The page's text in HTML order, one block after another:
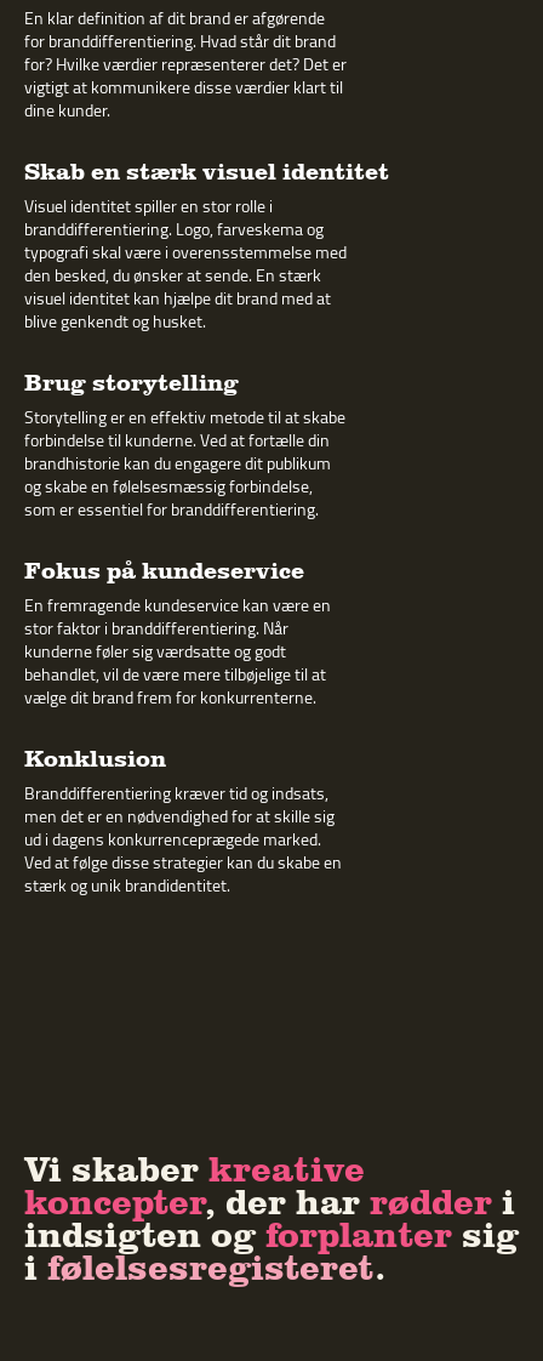
En klar definition af dit brand er afgørende
for branddifferentiering. Hvad står dit brand
for? Hvilke værdier repræsenterer det? Det er
vigtigt at kommunikere disse værdier klart til
dine kunder.
Skab en stærk visuel identitet
Visuel identitet spiller en stor rolle i
branddifferentiering. Logo, farveskema og
typografi skal være i overensstemmelse med
den besked, du ønsker at sende. En stærk
visuel identitet kan hjælpe dit brand med at
blive genkendt og husket.
Brug storytelling
Storytelling er en effektiv metode til at skabe
forbindelse til kunderne. Ved at fortælle din
brandhistorie kan du engagere dit publikum
og skabe en følelsesmæssig forbindelse,
som er essentiel for branddifferentiering.
Fokus på kundeservice
En fremragende kundeservice kan være en
stor faktor i branddifferentiering. Når
kunderne føler sig værdsatte og godt
behandlet, vil de være mere tilbøjelige til at
vælge dit brand frem for konkurrenterne.
Konklusion
Branddifferentiering kræver tid og indsats,
men det er en nødvendighed for at skille sig
ud i dagens konkurrenceprægede marked.
Ved at følge disse strategier kan du skabe en
stærk og unik brandidentitet.
Vi skaber kreative
koncepter, der har rødder i
indsigten ogforplanter sig
i følelsesregisteret.